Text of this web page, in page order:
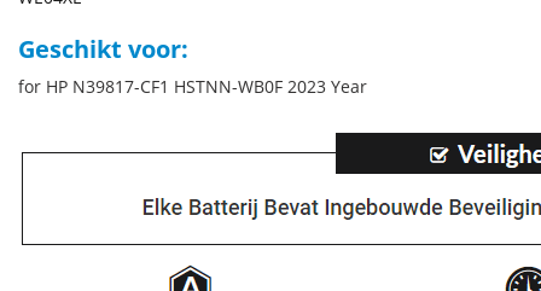
Geschikt voor:
for HP N39817-CF1 HSTNN-WB0F 2023 Year